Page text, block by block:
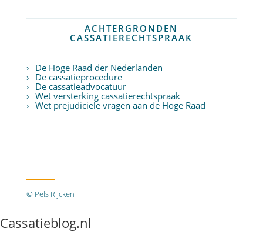
ACHTERGRONDEN
CASSATIERECHTSPRAAK
De Hoge Raad der Nederlanden
De cassatieprocedure
De cassatieadvocatuur
Wet versterking cassatierechtspraak
Wet prejudiciële vragen aan de Hoge Raad
© Pels Rijcken
Cassatieblog.nl